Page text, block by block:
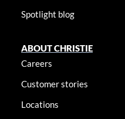
Spotlight blog
ABOUT CHRISTIE
Careers
Customer stories
Locations